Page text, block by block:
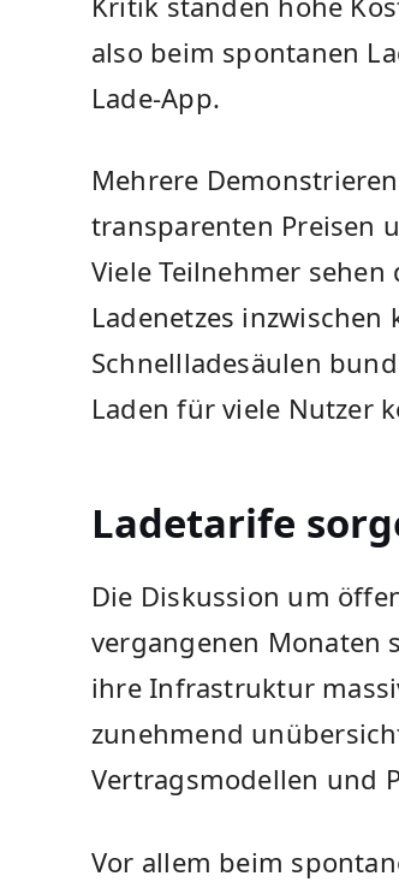
also beim spontanen
Lade-App.
Mehrere
transparenten Preisen
Viele Teilnehmer
Ladenetzes
Schnellladesäulen
Laden für viele Nutzer
Ladetarife
Die Diskussion um
vergangenen Monaten
ihre Infrastruktur
zunehmend
Vertragsmodellen und
Vor allem beim